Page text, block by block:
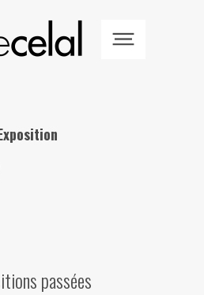
passées